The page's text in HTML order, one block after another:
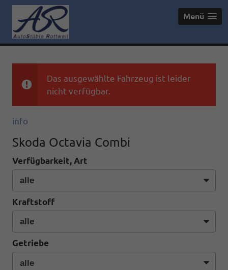
Menü
Das ausgewählte Fahrzeug ist leider
nicht verfügbar.
info
Skoda Octavia Combi
Verfügbarkeit, Art
Kraftstoff
Getriebe